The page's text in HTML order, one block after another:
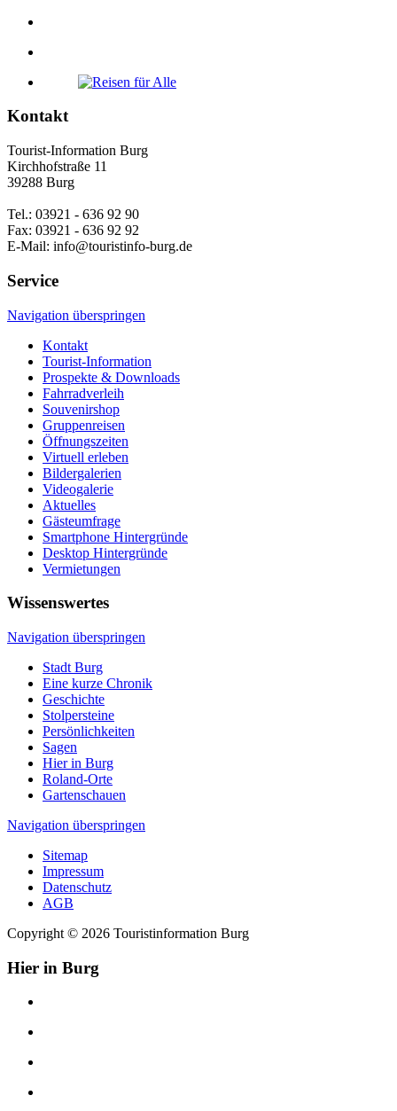
Kontakt
Tourist-Information Burg
Kirchhofstraße 11
39288 Burg
Tel.: 03921 - 636 92 90
Fax: 03921 - 636 92 92
E-Mail: info@touristinfo-burg.de
Service
Navigation überspringen
Kontakt
Tourist-Information
Prospekte & Downloads
Fahrradverleih
Souvenirshop
Gruppenreisen
Öffnungszeiten
Virtuell erleben
Bildergalerien
Videogalerie
Aktuelles
Gästeumfrage
Smartphone Hintergründe
Desktop Hintergründe
Vermietungen
Wissenswertes
Navigation überspringen
Stadt Burg
Eine kurze Chronik
Geschichte
Stolpersteine
Persönlichkeiten
Sagen
Hier in Burg
Roland-Orte
Gartenschauen
Navigation überspringen
Sitemap
Impressum
Datenschutz
AGB
Copyright © 2026 Touristinformation Burg
Hier in Burg